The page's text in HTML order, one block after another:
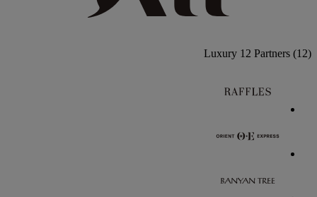
Luxury 12 Partners (12)